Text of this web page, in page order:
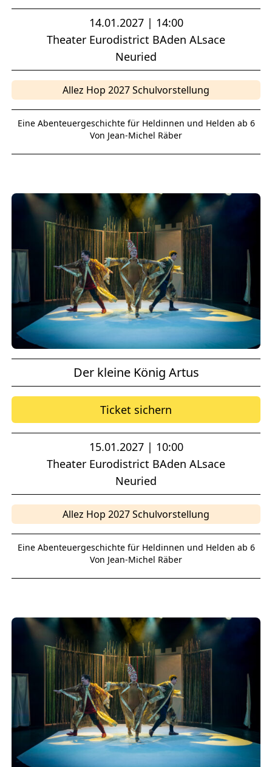
14.01.2027 | 14:00
Theater Eurodistrict BAden ALsace
Neuried
Allez Hop 2027 Schulvorstellung
Eine Abenteuergeschichte für Heldinnen und Helden ab 6
Von Jean-Michel Räber
Der kleine König Artus
Ticket sichern
15.01.2027 | 10:00
Theater Eurodistrict BAden ALsace
Neuried
Allez Hop 2027 Schulvorstellung
Eine Abenteuergeschichte für Heldinnen und Helden ab 6
Von Jean-Michel Räber